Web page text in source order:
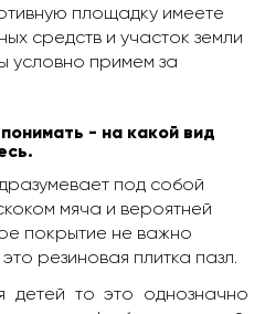
площадку имеете
средств и участок земли
условно примем за
- на какой вид
под собой
мяча и вероятней
покрытие не важно
резиновая плитка пазл.
детей то это однозначно